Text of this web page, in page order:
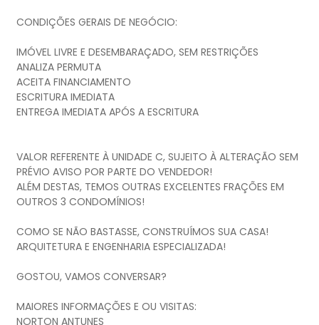
CONDIÇÕES GERAIS DE NEGÓCIO:
IMÓVEL LIVRE E DESEMBARAÇADO, SEM RESTRIÇÕES
ANALIZA PERMUTA
ACEITA FINANCIAMENTO
ESCRITURA IMEDIATA
ENTREGA IMEDIATA APÓS A ESCRITURA
VALOR REFERENTE À UNIDADE C, SUJEITO À ALTERAÇÃO SEM
PRÉVIO AVISO POR PARTE DO VENDEDOR!
ALÉM DESTAS, TEMOS OUTRAS EXCELENTES FRAÇÕES EM
OUTROS 3 CONDOMÍNIOS!
COMO SE NÃO BASTASSE, CONSTRUÍMOS SUA CASA!
ARQUITETURA E ENGENHARIA ESPECIALIZADA!
GOSTOU, VAMOS CONVERSAR?
MAIORES INFORMAÇÕES E OU VISITAS:
NORTON ANTUNES